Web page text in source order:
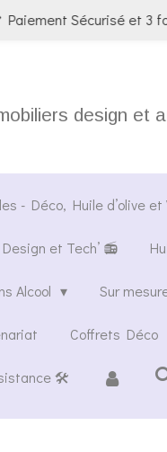
Paiement Sécurisé et 3
design et
- Déco, Huile d’olive et
Design et Tech’ 📻
Alcool Sur
Coffrets Déco
🛠️